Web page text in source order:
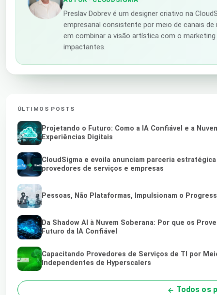
Preslav Dobrev é um designer criativo na
empresarial consistente por meio de canais
em combinar a visão artística com o
impactantes.
ÚLTIMOS POSTS
Projetando o Futuro: Como a IA Confiável e a
Experiências Digitais
CloudSigma e evoila anunciam parceria
provedores de serviços e empresas
Pessoas, Não Plataformas, Impulsionam o
Da Shadow AI à Nuvem Soberana: Por que os
Futuro da IA Confiável
Capacitando Provedores de Serviços de TI por
Independentes de Hyperscalers
Todos os